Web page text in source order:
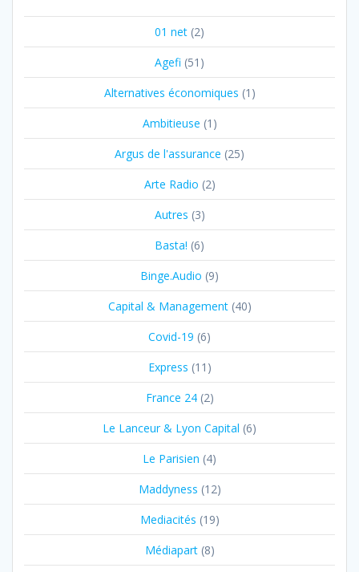
01 net (2)
Agefi (51)
Alternatives économiques (1)
Ambitieuse (1)
Argus de l'assurance (25)
Arte Radio (2)
Autres (3)
Basta! (6)
Binge.Audio (9)
Capital & Management(40)
Covid-19 (6)
Express (11)
France 24(2)
Le Lanceur & Lyon Capital (6)
Le Parisien (4)
Maddyness (12)
Mediacités (19)
Médiapart(8)